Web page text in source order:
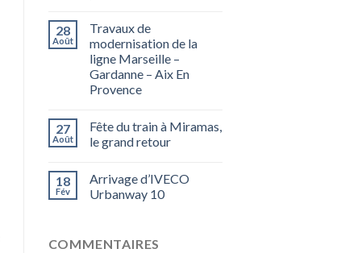
28
Août
Travaux de
modernisation de la
ligne Marseille –
Gardanne – Aix En
Provence
27
Août
Fête du train à Miramas,
le grand retour
18
Fév
Arrivage d’IVECO
Urbanway 10
COMMENTAIRES